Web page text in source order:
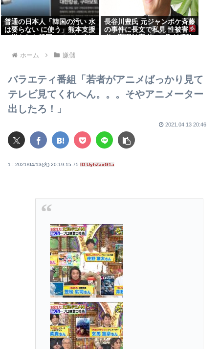
普通の日本人「韓国の汚い 水
は要らない に使う」熊本支援
で送られた韓国のペットボト
長谷川豊氏 元ジャンポケ斉藤
の事件に長文で私見 性被害
者・冤罪被害者への取材経験
ホーム
嫌儲
バラエティ番組「若者がアニメばっかり見て
テレビ見てくれへん。。。そやアニメーター
出したろ！」
2021.04.13 20:46
1 : 2021/04/13(火) 20:19:15.75 ID:UyhZaxG1a